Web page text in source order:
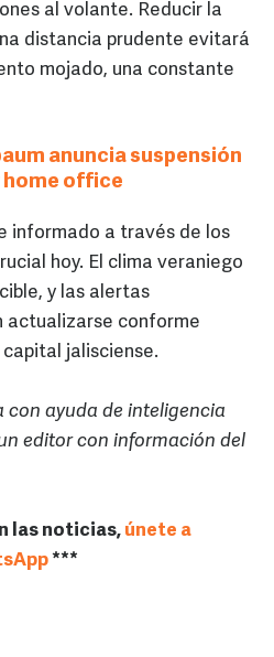
al volante. Reducir la
distancia prudente evitará
mojado, una constante
anuncia suspensión
home office
informado a través de los
hoy. El clima veraniego
y las alertas
actualizarse conforme
jalisciense.
con ayuda de inteligencia
editor con información del
las noticias, únete a
***